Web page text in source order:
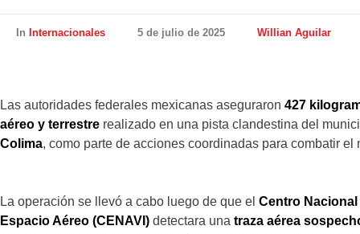
In Internacionales 5 de julio de 2025 Willian Aguilar
Las autoridades federales mexicanas aseguraron 427
aéreo y terrestre realizado en una pista clandestina del
Colima, como parte de acciones coordinadas para combatir el
La operación se llevó a cabo luego de que el Centro
Espacio Aéreo (CENAVI) detectara una traza aérea